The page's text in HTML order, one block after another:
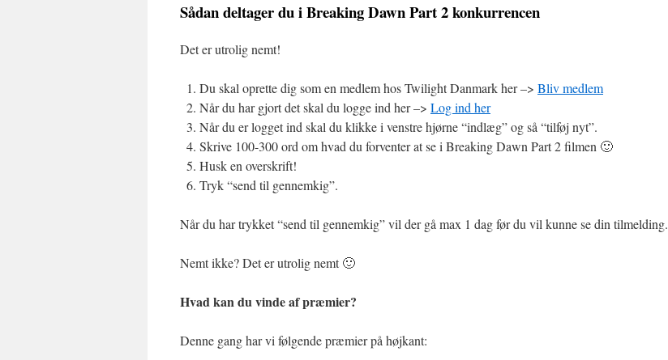
Sådan deltager du i Breaking Dawn Part 2 konkurrencen
Det er utrolig nemt!
Du skal oprette dig som en medlem hos Twilight Danmark her –> Bliv medlem
Når du har gjort det skal du logge ind her –> Log ind her
Når du er logget ind skal du klikke i venstre hjørne “indlæg” og så “tilføj nyt”.
Skrive 100-300 ord om hvad du forventer at se i Breaking Dawn Part 2 filmen 🙂
Husk en overskrift!
Tryk “send til gennemkig”.
Når du har trykket “send til gennemkig” vil der gå max 1 dag før du vil kunne se din tilmelding.
Nemt ikke? Det er utrolig nemt 🙂
Hvad kan du vinde af præmier?
Denne gang har vi følgende præmier på højkant: